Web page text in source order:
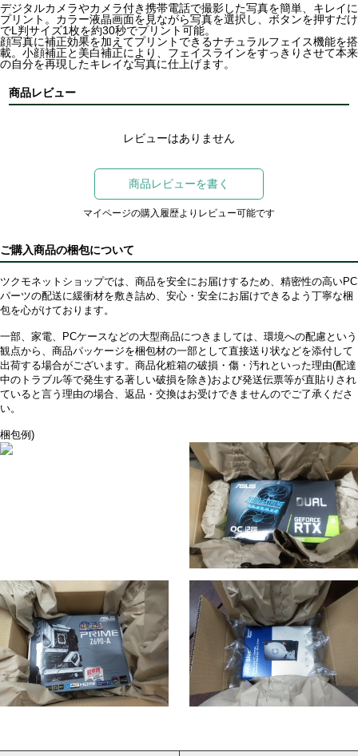
デジタルカメラやカメラ付き携帯電話で撮影した写真を簡単、キレイに
プリント。カラー液晶画面を見ながら写真を選択し、ボタンを押すだけ
でL判サイズ1枚を約30秒でプリント可能。
顔写真に補正効果を加えてプリントできるナチュラルフェイス機能を搭
載。小顔補正と美白補正により、フェイスラインをすっきりさせて本来
の自分を再現したキレイな写真に仕上げます。
商品レビュー
レビューはありません
商品レビューを書く
マイページの購入履歴よりレビュー可能です
ご購入商品の梱包について
ツクモネットショップでは、商品を安全にお届けするため、精密性の高いPC
パーツの配送に緩衝材を敷き詰め、安心・安全にお届けできるよう丁寧な梱
包を心がけております。
一部、家電、PCケースなどの大型商品につきましては、環境への配慮という
観点から、商品パッケージを梱包材の一部として直接送り状などを添付して
出荷する場合がございます。商品化粧箱の破損・傷・汚れといった理由(配達
中のトラブル等で発生する著しい破損を除き)および発送伝票等が直貼りされ
ていると言う理由の場合、返品・交換はお受けできませんのでご了承くださ
い。
梱包例)